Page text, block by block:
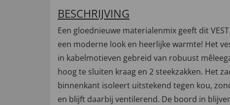
BESCHRIJVING
Een gloednieuwe materialenmix geeft dit VEST
een moderne look en heerlijke warmte! Het
in kabelmotieven gebreid van robuust
hoog te sluiten kraag en 2 steekzakken. Het
binnenkant isoleert uitstekend tegen kou,
en blijft daarbij ventilerend. De boord in